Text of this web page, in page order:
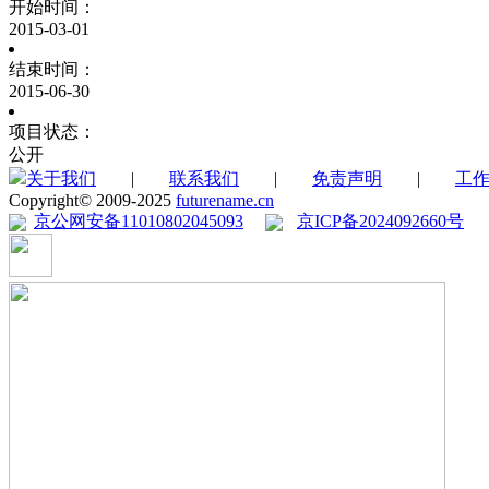
开始时间：
2015-03-01
结束时间：
2015-06-30
项目状态：
公开
关于我们 | 联系我们 | 免责声明 | 工
Copyright© 2009-2025 futurename.cn
京公网安备11010802045093
京ICP备2024092660号